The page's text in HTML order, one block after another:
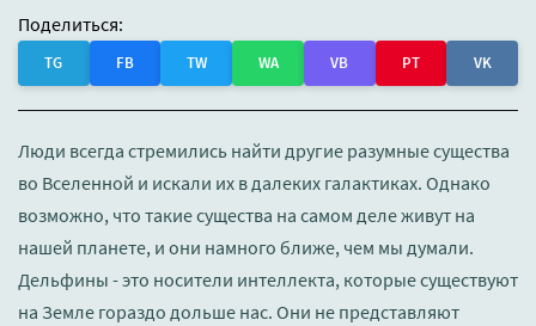
Поделиться:
TG FB TW WA VB PT VK
Люди всегда стремились найти другие разумные существа
во Вселенной и искали их в далеких галактиках. Однако
возможно, что такие существа на самом деле живут на
нашей планете, и они намного ближе, чем мы думали.
Дельфины - это носители интеллекта, которые существуют
на Земле гораздо дольше нас. Они не представляют